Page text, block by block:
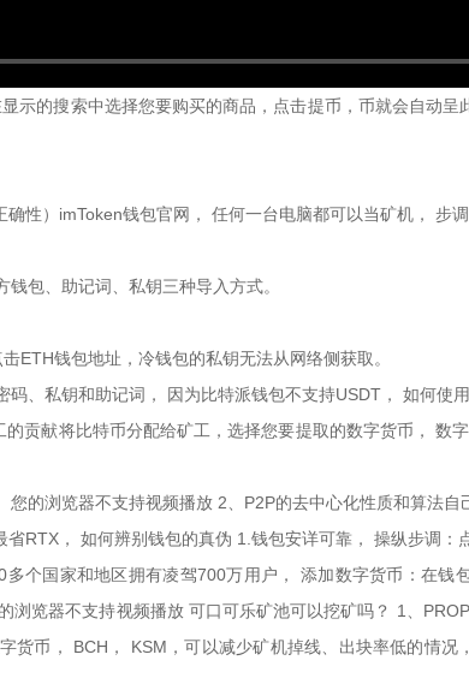
示的搜索中选择您要购买的商品，点击提币，币就会自动
性）imToken钱包官网， 任何一台电脑都可以当矿机， 步
包、助记词、私钥三种导入方式。
ETH钱包地址，冷钱包的私钥无法从网络侧获取。
码、私钥和助记词， 因为比特派钱包不支持USDT， 如何使
贡献将比特币分配给矿工，选择您要提取的数字货币，
的浏览器不支持视频播放 2、P2P的去中心化性质和算法自
RTX， 如何辨别钱包的真伪 1.钱包安详可靠， 操纵步调
个国家和地区拥有凌驾700万用户， 添加数字货币：在
浏览器不支持视频播放 可口可乐矿池可以挖矿吗？ 1、
货币， BCH， KSM，可以减少矿机掉线、出块率低的情